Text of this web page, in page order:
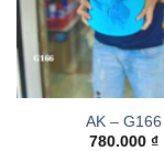
AK – G166
780.000 ₫